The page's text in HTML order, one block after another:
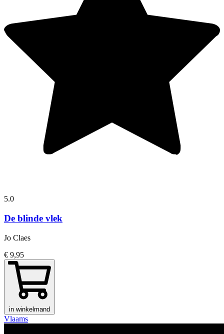
5.0
De blinde vlek
Jo Claes
€ 9,95
in winkelmand
Vlaams